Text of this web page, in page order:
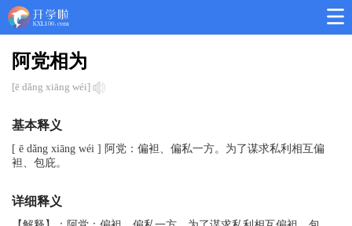
阿党相为
[ē dǎng xiāng wéi]
基本释义
[ ē dǎng xiāng wéi ] 阿党：偏袒、偏私一方。为了谋求私利相互偏
袒、包庇。
详细释义